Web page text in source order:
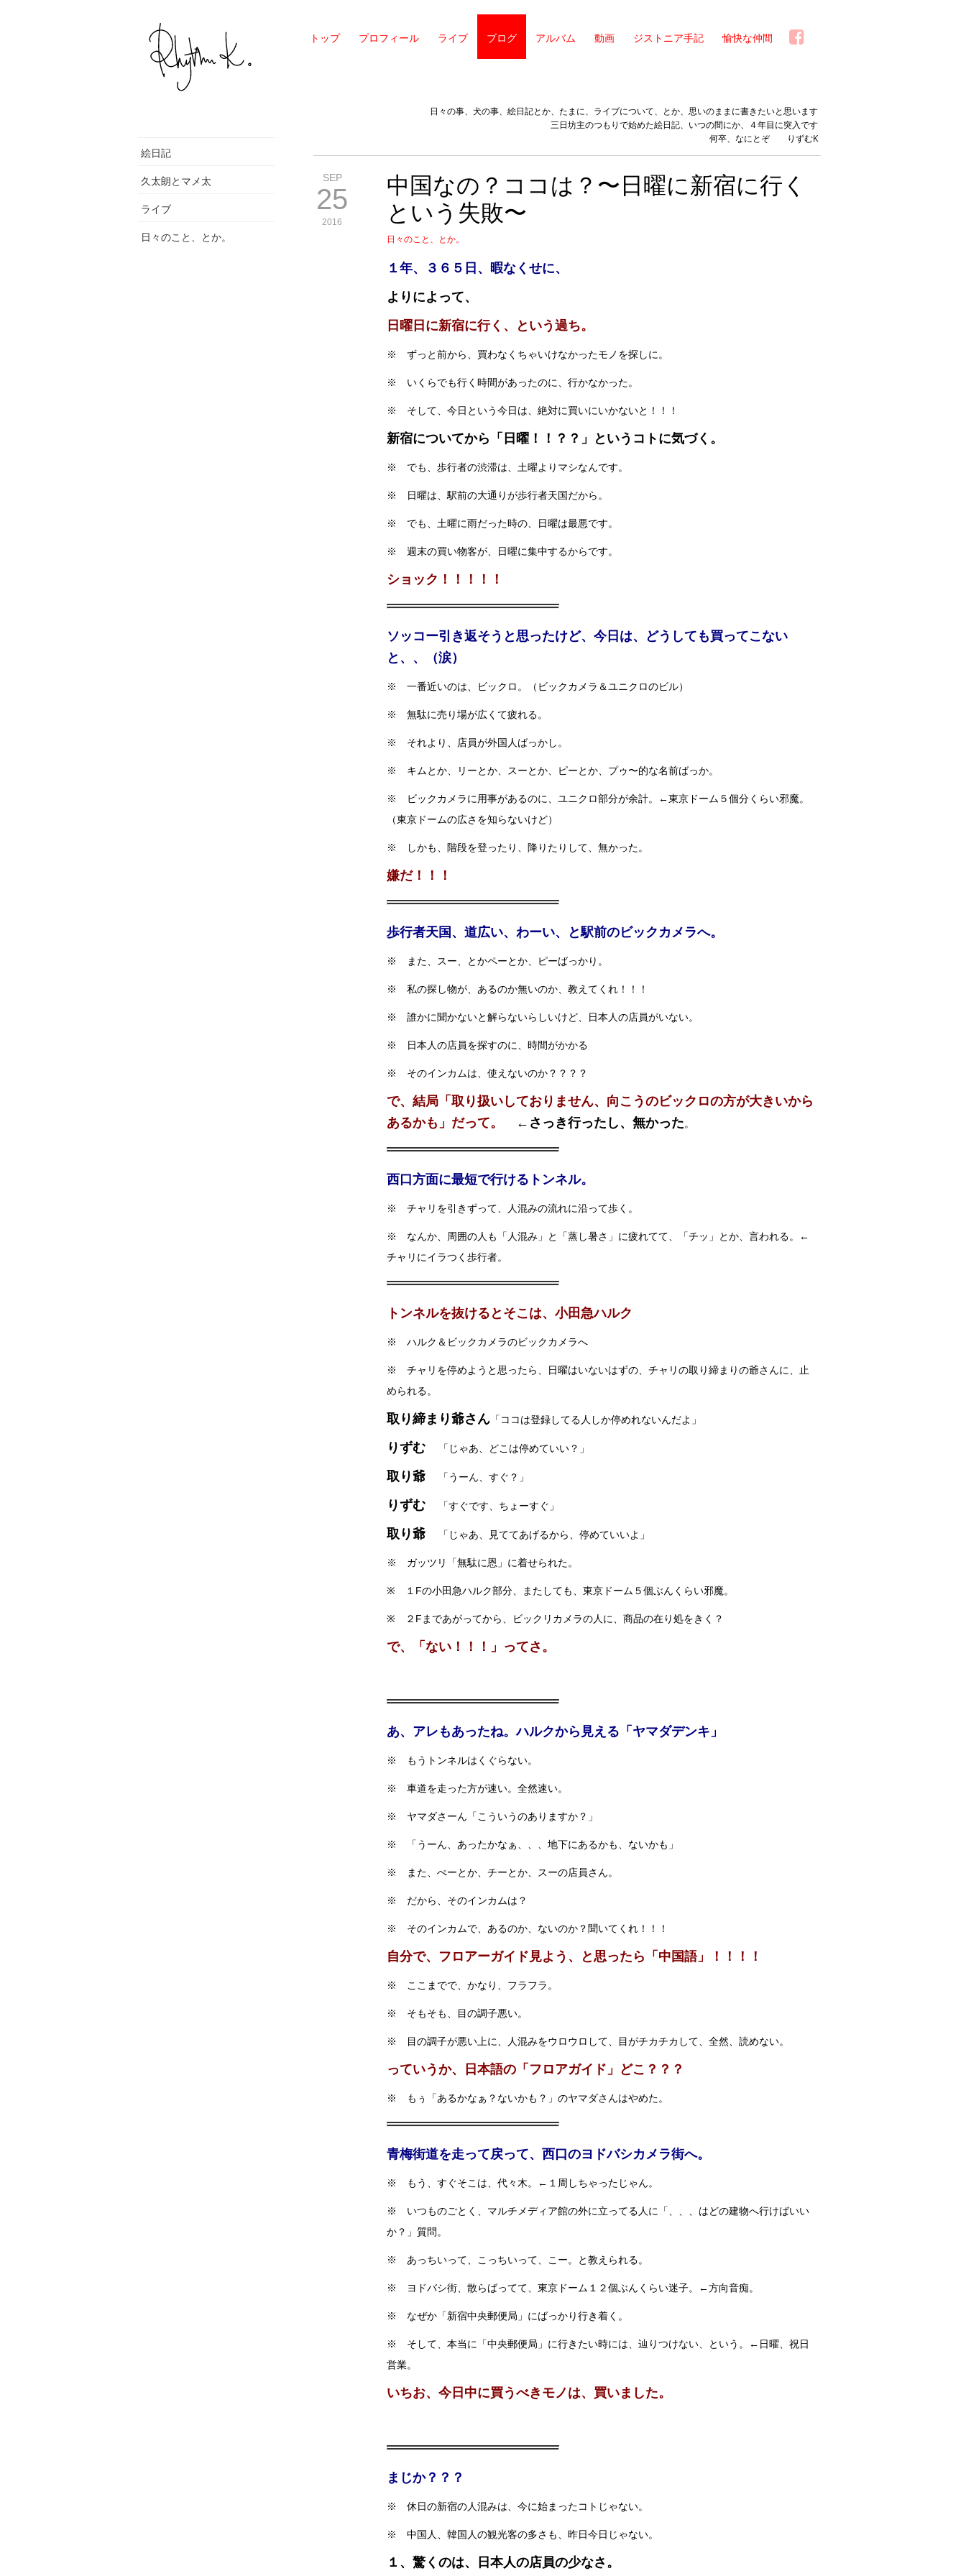
トップ プロフィール ライブ ブログ アルバム 動画 ジストニア手記 愉快な仲間
絵日記
久太朗とマメ太
ライブ
日々のこと、とか。
日々の事、犬の事、絵日記とか、たまに、ライブについて、とか、思いのままに書きたいと思います
三日坊主のつもりで始めた絵日記、いつの間にか、４年目に突入です
何卒、なにとぞ りずむK
SEP
25
2016
中国なの？ココは？〜日曜に新宿に行く
という失敗〜
日々のこと、とか。
１年、３６５日、暇なくせに、
よりによって、
日曜日に新宿に行く、という過ち。
※ ずっと前から、買わなくちゃいけなかったモノを探しに。
※ いくらでも行く時間があったのに、行かなかった。
※ そして、今日という今日は、絶対に買いにいかないと！！！
新宿についてから「日曜！！？？」というコトに気づく。
※ でも、歩行者の渋滞は、土曜よりマシなんです。
※ 日曜は、駅前の大通りが歩行者天国だから。
※ でも、土曜に雨だった時の、日曜は最悪です。
※ 週末の買い物客が、日曜に集中するからです。
ショック！！！！！
ソッコー引き返そうと思ったけど、今日は、どうしても買ってこない
と、、（涙）
※ 一番近いのは、ビックロ。（ビックカメラ＆ユニクロのビル）
※ 無駄に売り場が広くて疲れる。
※ それより、店員が外国人ばっかし。
※ キムとか、リーとか、スーとか、ピーとか、プゥ〜的な名前ばっか。
※ ビックカメラに用事があるのに、ユニクロ部分が余計。←東京ドーム５個分くらい邪魔。
（東京ドームの広さを知らないけど）
※ しかも、階段を登ったり、降りたりして、無かった。
嫌だ！！！
歩行者天国、道広い、わーい、と駅前のビックカメラへ。
※ また、スー、とかペーとか、ピーばっかり。
※ 私の探し物が、あるのか無いのか、教えてくれ！！！
※ 誰かに聞かないと解らないらしいけど、日本人の店員がいない。
※ 日本人の店員を探すのに、時間がかかる
※ そのインカムは、使えないのか？？？？
で、結局「取り扱いしておりません、向こうのビックロの方が大きいから
あるかも」だって。
←さっき行ったし、無かった。
西口方面に最短で行けるトンネル。
※ チャリを引きずって、人混みの流れに沿って歩く。
※ なんか、周囲の人も「人混み」と「蒸し暑さ」に疲れてて、「チッ」とか、言われる。←
チャリにイラつく歩行者。
トンネルを抜けるとそこは、小田急ハルク
※ ハルク＆ビックカメラのビックカメラへ
※ チャリを停めようと思ったら、日曜はいないはずの、チャリの取り締まりの爺さんに、止
められる。
取り締まり爺さん 「ココは登録してる人しか停めれないんだよ」
りずむ 「じゃあ、どこは停めていい？」
取り爺 「うーん、すぐ？」
りずむ 「すぐです、ちょーすぐ」
取り爺 「じゃあ、見ててあげるから、停めていいよ」
※ ガッツリ「無駄に恩」に着せられた。
※ １Fの小田急ハルク部分、またしても、東京ドーム５個ぶんくらい邪魔。
※ ２Fまであがってから、ビックリカメラの人に、商品の在り処をきく？
で、「ない！！！」ってさ。
あ、アレもあったね。ハルクから見える「ヤマダデンキ」
※ もうトンネルはくぐらない。
※ 車道を走った方が速い。全然速い。
※ ヤマダさーん「こういうのありますか？」
※ 「うーん、あったかなぁ、、、地下にあるかも、ないかも」
※ また、ぺーとか、チーとか、スーの店員さん。
※ だから、そのインカムは？
※ そのインカムで、あるのか、ないのか？聞いてくれ！！！
自分で、フロアーガイド見よう、と思ったら「中国語」！！！！
※ ここまでで、かなり、フラフラ。
※ そもそも、目の調子悪い。
※ 目の調子が悪い上に、人混みをウロウロして、目がチカチカして、全然、読めない。
っていうか、日本語の「フロアガイド」どこ？？？
※ もぅ「あるかなぁ？ないかも？」のヤマダさんはやめた。
青梅街道を走って戻って、西口のヨドバシカメラ街へ。
※ もう、すぐそこは、代々木。←１周しちゃったじゃん。
※ いつものごとく、マルチメディア館の外に立ってる人に「、、、はどの建物へ行けばいい
か？」質問。
※ あっちいって、こっちいって、こー。と教えられる。
※ ヨドバシ街、散らばってて、東京ドーム１２個ぶんくらい迷子。←方向音痴。
※ なぜか「新宿中央郵便局」にばっかり行き着く。
※ そして、本当に「中央郵便局」に行きたい時には、辿りつけない、という。←日曜、祝日
営業。
いちお、今日中に買うべきモノは、買いました。
まじか？？？
※ 休日の新宿の人混みは、今に始まったコトじゃない。
※ 中国人、韓国人の観光客の多さも、昨日今日じゃない。
１、驚くのは、日本人の店員の少なさ。